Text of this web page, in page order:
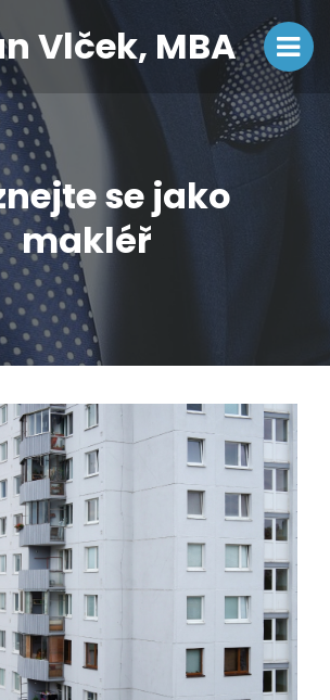
Vlček, MBA
se jako
makléř